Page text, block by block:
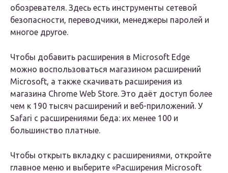
обозревателя. Здесь есть инструменты сетевой
безопасности, переводчики, менеджеры паролей и
многое другое.
Чтобы добавить расширения в Microsoft Edge
можно воспользоваться магазином расширений
Microsoft, а также скачивать расширения из
магазина Chrome Web Store. Это даёт доступ более
чем к 190 тысяч расширений и веб-приложений. У
Safari с расширениями беда: их менее 100 и
большинство платные.
Чтобы открыть вкладку с расширениями, откройте
главное меню и выберите «Расширения Microsoft